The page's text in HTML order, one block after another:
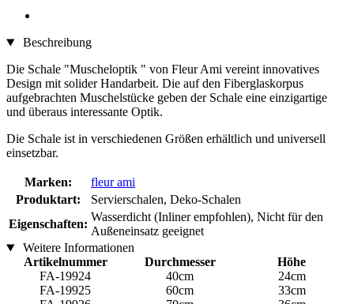
Beschreibung
Die Schale "Muscheloptik " von Fleur Ami vereint innovatives
Design mit solider Handarbeit. Die auf den Fiberglaskorpus
aufgebrachten Muschelstücke geben der Schale eine einzigartige
und überaus interessante Optik.
Die Schale ist in verschiedenen Größen erhältlich und universell
einsetzbar.
Marken:
fleur ami
Produktart:
Servierschalen, Deko-Schalen
Eigenschaften:
Wasserdicht (Inliner empfohlen), Nicht für den
Außeneinsatz geeignet
Weitere Informationen
Artikelnummer
Durchmesser
Höhe
FA-19924
40cm
24cm
FA-19925
60cm
33cm